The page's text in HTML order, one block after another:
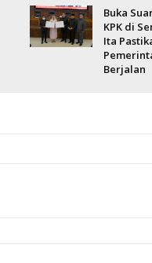
Buka
KPK di
Ita
Berjalan